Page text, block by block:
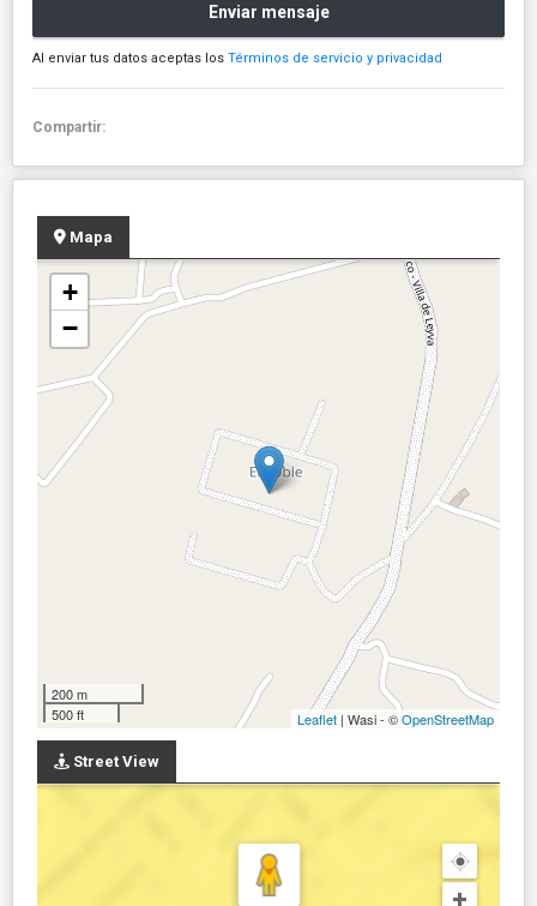
Enviar mensaje
Al enviar tus datos aceptas los Términos de servicio y privacidad
Compartir:
Mapa
+
−
200 m
500 ft
Leaflet | Wasi - ©OpenStreetMap
Street View